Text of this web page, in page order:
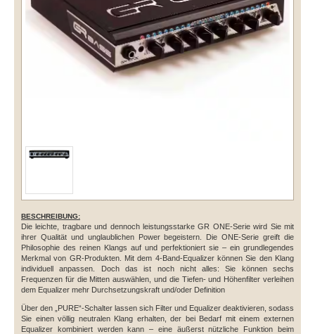
BESCHREIBUNG:
Die leichte, tragbare und dennoch leistungsstarke GR ONE-Serie wird Sie mit
ihrer Qualität und unglaublichen Power begeistern. Die ONE-Serie greift die
Philosophie des reinen Klangs auf und perfektioniert sie – ein grundlegendes
Merkmal von GR-Produkten. Mit dem 4-Band-Equalizer können Sie den Klang
individuell anpassen. Doch das ist noch nicht alles: Sie können sechs
Frequenzen für die Mitten auswählen, und die Tiefen- und Höhenfilter verleihen
dem Equalizer mehr Durchsetzungskraft und/oder Definition
Über den „PURE“-Schalter lassen sich Filter und Equalizer deaktivieren, sodass
Sie einen völlig neutralen Klang erhalten, der bei Bedarf mit einem externen
Equalizer kombiniert werden kann – eine äußerst nützliche Funktion beim